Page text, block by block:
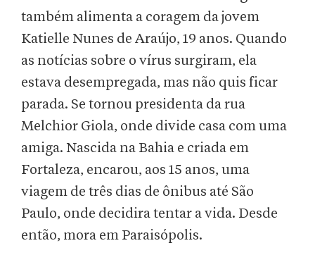
também alimenta a coragem da jovem
Katielle Nunes de Araújo, 19 anos. Quando
as notícias sobre o vírus surgiram, ela
estava desempregada, mas não quis ficar
parada. Se tornou presidenta da rua
Melchior Giola, onde divide casa com uma
amiga. Nascida na Bahia e criada em
Fortaleza, encarou, aos 15 anos, uma
viagem de três dias de ônibus até São
Paulo, onde decidira tentar a vida. Desde
então, mora em Paraisópolis.